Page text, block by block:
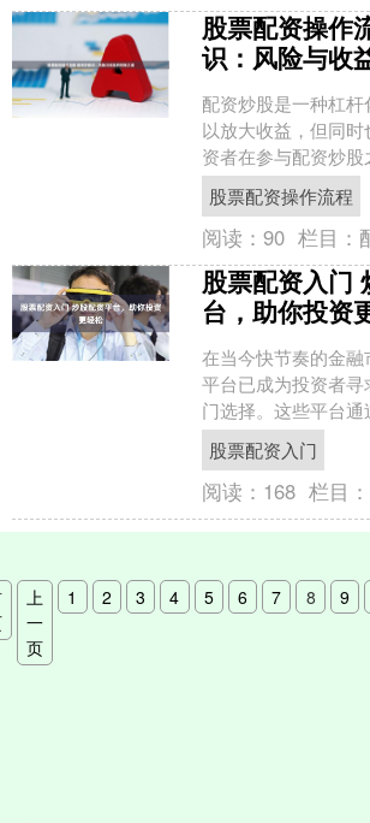
股票配资操作
识：风险与收
配资炒股是一种杠
以放大收益，但同
资者在参与配资炒
解其风险与收益，并
股票配资中，投资者
股票配资操作流程
阅读：90 栏目：
股票配资入门
台，助你投资
在当今快节奏的金
平台已成为投资者
门选择。这些平台
使投资者能够放大其
加潜在收益。 * **降....
股票配资入门
阅读： 168 栏目：
上
一
页
1 2 3 4 5 6 7 8 9